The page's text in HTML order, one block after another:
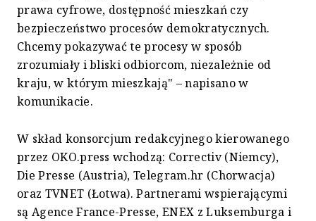
prawa cyfrowe, dostępność mieszkań czy
bezpieczeństwo procesów demokratycznych.
Chcemy pokazywać te procesy w sposób
zrozumiały i bliski odbiorcom, niezależnie od
kraju, w którym mieszkają" – napisano w
komunikacie.
W skład konsorcjum redakcyjnego kierowanego
przez OKO.press wchodzą: Correctiv (Niemcy),
Die Presse (Austria), Telegram.hr (Chorwacja)
oraz TVNET (Łotwa). Partnerami wspierającymi
są Agence France-Presse, ENEX z Luksemburga i